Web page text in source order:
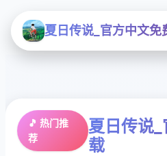
夏日传说_官方中文免
🎵 热门推
荐
夏日传说
载